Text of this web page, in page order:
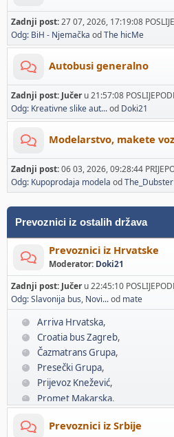
Zadnji post:27 07, 2026, 17:19:08
Odg: BiH - Njemačka odThe hicMe
Autobusi generalno
Zadnji post: Jučeru 21:57:08
Odg: Kreativne slike aut...od Doki21
Modelarstvo, makete
Zadnji post:06 03, 2026, 09:28:44
Odg: Kupoprodaja modela odThe_Dubster
Prevoznici iz ostalih država
Prevoznici iz Hrvatske
Moderator: Doki21
Zadnji post: Jučeru 22:45:10
Odg: Slavonija bus, Novi...od mate
Arriva Hrvatska
Croatia bus Zagreb
Čazmatrans Grupa
Presečki Grupa
Prijevoz Knežević
Promet Makarska
Vincek Autobusi
Prevoznici iz Srbije